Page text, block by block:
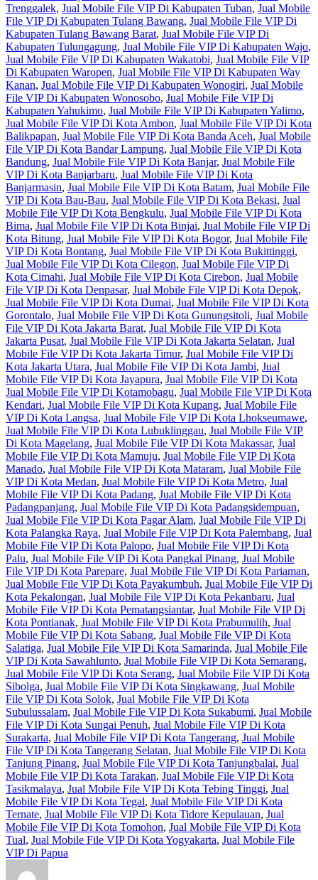
Trenggalek, Jual Mobile File VIP Di Kabupaten Tuban, Jual Mobile
File VIP Di Kabupaten Tulang Bawang, Jual Mobile File VIP Di
Kabupaten Tulang Bawang Barat, Jual Mobile File VIP Di
Kabupaten Tulungagung, Jual Mobile File VIP Di Kabupaten Wajo,
Jual Mobile File VIP Di Kabupaten Wakatobi, Jual Mobile File VIP
Di Kabupaten Waropen, Jual Mobile File VIP Di Kabupaten Way
Kanan, Jual Mobile File VIP Di Kabupaten Wonogiri, Jual Mobile
File VIP Di Kabupaten Wonosobo, Jual Mobile File VIP Di
Kabupaten Yahukimo, Jual Mobile File VIP Di Kabupaten Yalimo,
Jual Mobile File VIP Di Kota Ambon, Jual Mobile File VIP Di Kota
Balikpapan, Jual Mobile File VIP Di Kota Banda Aceh, Jual Mobile
File VIP Di Kota Bandar Lampung, Jual Mobile File VIP Di Kota
Bandung, Jual Mobile File VIP Di Kota Banjar, Jual Mobile File
VIP Di Kota Banjarbaru, Jual Mobile File VIP Di Kota
Banjarmasin, Jual Mobile File VIP Di Kota Batam, Jual Mobile File
VIP Di Kota Bau-Bau, Jual Mobile File VIP Di Kota Bekasi, Jual
Mobile File VIP Di Kota Bengkulu, Jual Mobile File VIP Di Kota
Bima, Jual Mobile File VIP Di Kota Binjai, Jual Mobile File VIP Di
Kota Bitung, Jual Mobile File VIP Di Kota Bogor, Jual Mobile File
VIP Di Kota Bontang, Jual Mobile File VIP Di Kota Bukittinggi,
Jual Mobile File VIP Di Kota Cilegon, Jual Mobile File VIP Di
Kota Cimahi, Jual Mobile File VIP Di Kota Cirebon, Jual Mobile
File VIP Di Kota Denpasar, Jual Mobile File VIP Di Kota Depok,
Jual Mobile File VIP Di Kota Dumai, Jual Mobile File VIP Di Kota
Gorontalo, Jual Mobile File VIP Di Kota Gunungsitoli, Jual Mobile
File VIP Di Kota Jakarta Barat, Jual Mobile File VIP Di Kota
Jakarta Pusat, Jual Mobile File VIP Di Kota Jakarta Selatan, Jual
Mobile File VIP Di Kota Jakarta Timur, Jual Mobile File VIP Di
Kota Jakarta Utara, Jual Mobile File VIP Di Kota Jambi, Jual
Mobile File VIP Di Kota Jayapura, Jual Mobile File VIP Di Kota
Jual Mobile File VIP Di Kotamobagu, Jual Mobile File VIP Di Kota
Kendari, Jual Mobile File VIP Di Kota Kupang, Jual Mobile File
VIP Di Kota Langsa, Jual Mobile File VIP Di Kota Lhokseumawe,
Jual Mobile File VIP Di Kota Lubuklinggau, Jual Mobile File VIP
Di Kota Magelang, Jual Mobile File VIP Di Kota Makassar, Jual
Mobile File VIP Di Kota Mamuju, Jual Mobile File VIP Di Kota
Manado, Jual Mobile File VIP Di Kota Mataram, Jual Mobile File
VIP Di Kota Medan, Jual Mobile File VIP Di Kota Metro, Jual
Mobile File VIP Di Kota Padang, Jual Mobile File VIP Di Kota
Padangpanjang, Jual Mobile File VIP Di Kota Padangsidempuan,
Jual Mobile File VIP Di Kota Pagar Alam, Jual Mobile File VIP Di
Kota Palangka Raya, Jual Mobile File VIP Di Kota Palembang, Jual
Mobile File VIP Di Kota Palopo, Jual Mobile File VIP Di Kota
Palu, Jual Mobile File VIP Di Kota Pangkal Pinang, Jual Mobile
File VIP Di Kota Parepare, Jual Mobile File VIP Di Kota Pariaman,
Jual Mobile File VIP Di Kota Payakumbuh, Jual Mobile File VIP Di
Kota Pekalongan, Jual Mobile File VIP Di Kota Pekanbaru, Jual
Mobile File VIP Di Kota Pematangsiantar, Jual Mobile File VIP Di
Kota Pontianak, Jual Mobile File VIP Di Kota Prabumulih, Jual
Mobile File VIP Di Kota Sabang, Jual Mobile File VIP Di Kota
Salatiga, Jual Mobile File VIP Di Kota Samarinda, Jual Mobile File
VIP Di Kota Sawahlunto, Jual Mobile File VIP Di Kota Semarang,
Jual Mobile File VIP Di Kota Serang, Jual Mobile File VIP Di Kota
Sibolga, Jual Mobile File VIP Di Kota Singkawang, Jual Mobile
File VIP Di Kota Solok, Jual Mobile File VIP Di Kota
Subulussalam, Jual Mobile File VIP Di Kota Sukabumi, Jual Mobile
File VIP Di Kota Sungai Penuh, Jual Mobile File VIP Di Kota
Surakarta, Jual Mobile File VIP Di Kota Tangerang, Jual Mobile
File VIP Di Kota Tangerang Selatan, Jual Mobile File VIP Di Kota
Tanjung Pinang, Jual Mobile File VIP Di Kota Tanjungbalai, Jual
Mobile File VIP Di Kota Tarakan, Jual Mobile File VIP Di Kota
Tasikmalaya, Jual Mobile File VIP Di Kota Tebing Tinggi, Jual
Mobile File VIP Di Kota Tegal, Jual Mobile File VIP Di Kota
Ternate, Jual Mobile File VIP Di Kota Tidore Kepulauan, Jual
Mobile File VIP Di Kota Tomohon, Jual Mobile File VIP Di Kota
Tual, Jual Mobile File VIP Di Kota Yogyakarta, Jual Mobile File
VIP Di Papua